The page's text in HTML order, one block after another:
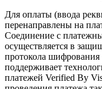
Для оплаты (ввода
перенаправлены на
Соединение с
осуществляется в
протокола
поддерживает
платежей Verified By